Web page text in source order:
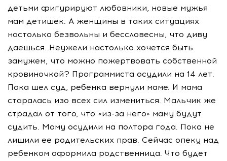
детьми фигурируют любовники, новые мужья
мам детишек. А женщины в таких ситуациях
настолько безвольны и бессловесны, что диву
даешься. Неужели настолько хочется быть
замужем, что можно пожертвовать собственной
кровиночкой? Программиста осудили на 14 лет.
Пока шел суд, ребенка вернули маме. И мама
старалась изо всех сил измениться. Мальчик же
страдал от того, что «из-за него» маму будут
судить. Маму осудили на полтора года. Пока не
лишили ее родительских прав. Сейчас опеку над
ребенком оформила родственница. Что будет